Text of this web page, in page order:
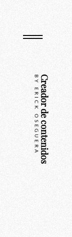
Creador de contenidos
BY ERICK OSEGUERA